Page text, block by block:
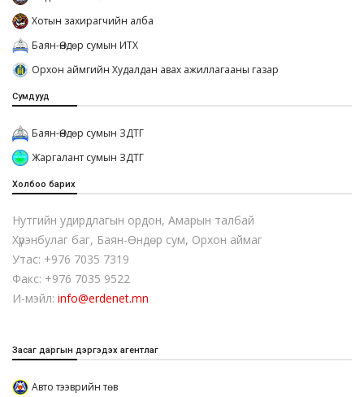
Хотын захирагчийн алба
Баян-Өндөр сумын ИТХ
Орхон аймгийн Худалдан авах ажиллагааны газар
Сумдууд
Баян-Өндөр сумын ЗДТГ
Жаргалант сумын ЗДТГ
Холбоо барих
Нутгийн удирдлагын ордон, Амарын талбай
Хүрэнбулаг баг, Баян-Өндөр сум, Орхон аймаг
Утас: +976 7035 7319
Факс: +976 7035 9522
И-мэйл: info@erdenet.mn
Засаг даргын дэргэдэх агентлаг
Авто тээврийн төв